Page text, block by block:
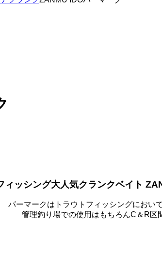
ィッシング大人気クランクベイト
パーマークはトラウトフィッシングにおい
管理釣り場での使用はもちろんC＆R区